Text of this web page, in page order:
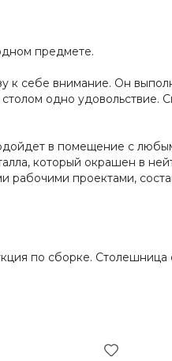
предмете.
к себе внимание. Он
одно удовольствие.
в помещение с
который окрашен в
проектами,
по сборке. Столешница